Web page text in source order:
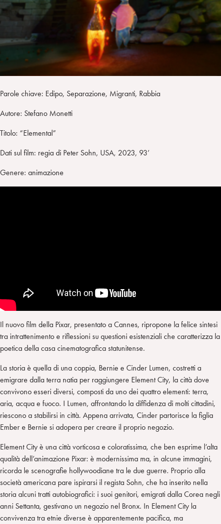
n
e
Parole chiave: Edipo, Separazione, Migranti, Rabbia
Autore: Stefano Monetti
Titolo: “Elemental”
Dati sul film: regia di Peter Sohn, USA, 2023, 93’
Genere: animazione
Il nuovo film della Pixar, presentato a Cannes, ripropone la felice sintesi
tra intrattenimento e riflessioni su questioni esistenziali che caratterizza la
poetica della casa cinematografica statunitense.
La storia è quella di una coppia, Bernie e Cinder Lumen, costretti a
emigrare dalla terra natia per raggiungere Element City, la città dove
convivono esseri diversi, composti da uno dei quattro elementi: terra,
aria, acqua e fuoco. I Lumen, affrontando la diffidenza di molti cittadini,
riescono a stabilirsi in città. Appena arrivata, Cinder partorisce la figlia
Ember e Bernie si adopera per creare il proprio negozio.
Element City è una città vorticosa e coloratissima, che ben esprime l’alta
qualità dell’animazione Pixar: è modernissima ma, in alcune immagini,
ricorda le scenografie hollywoodiane tra le due guerre. Proprio alla
società americana pare ispirarsi il regista Sohn, che ha inserito nella
storia alcuni tratti autobiografici: i suoi genitori, emigrati dalla Corea negli
anni Settanta, gestivano un negozio nel Bronx. In Element City la
convivenza tra etnie diverse è apparentemente pacifica, ma